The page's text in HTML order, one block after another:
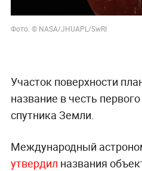
Фото: © NASA/JHUAPL/SwRI
Участок поверхности
название в честь
спутника Земли.
Международный
утвердил названия